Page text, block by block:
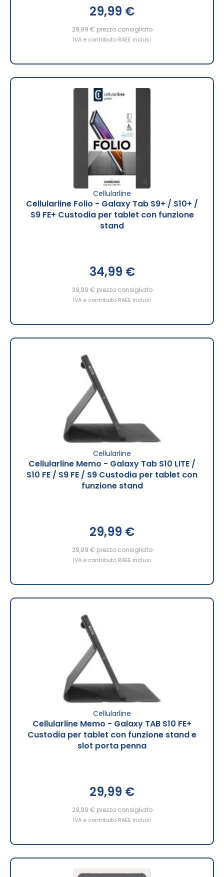
29,99 €
29,99 € prezzo consigliato
IVA e contributo RAEE inclusi
Cellularline
Cellularline Folio - Galaxy Tab S9+ / S10+ /
S9 FE+ Custodia per tablet con funzione
stand
34,99 €
39,99 € prezzo consigliato
IVA e contributo RAEE inclusi
Cellularline
Cellularline Memo - Galaxy Tab S10 LITE /
S10 FE / S9 FE / S9 Custodia per tablet con
funzione stand
29,99 €
29,99 € prezzo consigliato
IVA e contributo RAEE inclusi
Cellularline
Cellularline Memo - Galaxy TAB S10 FE+
Custodia per tablet con funzione stand e
slot porta penna
29,99 €
29,99 € prezzo consigliato
IVA e contributo RAEE inclusi